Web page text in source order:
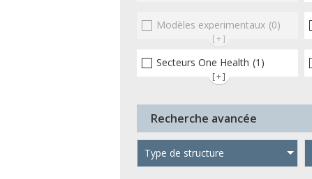
Modèles experimentaux (0)
[+]
Secteurs One Health (1)
[+]
Recherche avancée
Type de structure